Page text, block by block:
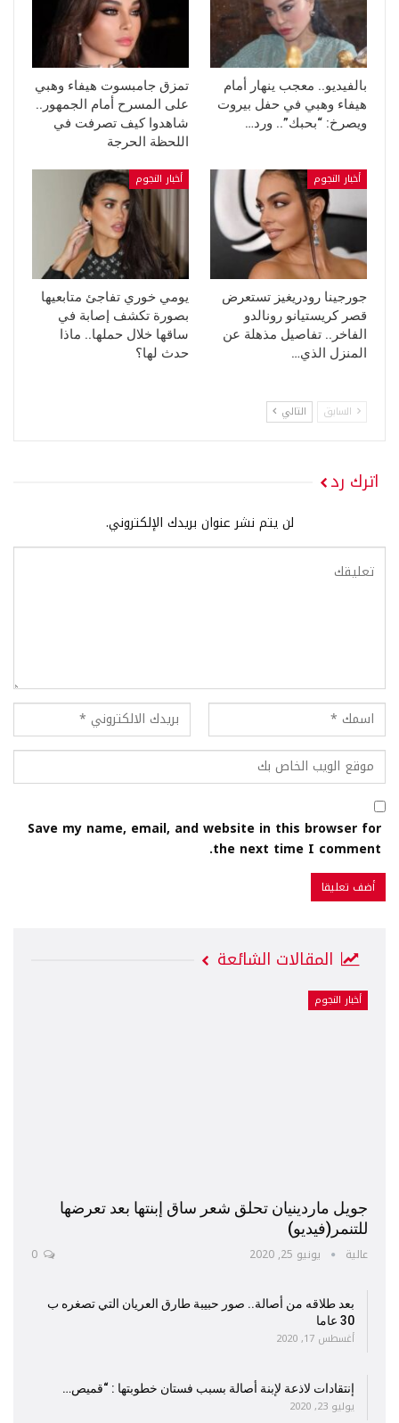
بالفيديو.. معجب ينهار أمام
هيفاء وهبي في حفل بيروت
ويصرخ: “بحبك”.. ورد…
تمزق جامبسوت هيفاء وهبي
على المسرح أمام الجمهور..
شاهدوا كيف تصرفت في
اللحظة الحرجة
أخبار النجوم
جورجينا رودريغيز تستعرض
قصر كريستيانو رونالدو
الفاخر.. تفاصيل مذهلة عن
المنزل الذي…
أخبار النجوم
يومي خوري تفاجئ متابعيها
بصورة تكشف إصابة في
ساقها خلال حملها.. ماذا
حدث لها؟
السابق التالي
اترك رد
لن يتم نشر عنوان بريدك الإلكتروني.
Save my name, email, and website in this browser for
the next time I comment.
المقالات الشائعة
أخبار النجوم
جويل ماردينيان تحلق شعر ساق إبنتها بعد تعرضها
للتنمر(فيديو)
عالية يونيو 25, 2020
بعد طلاقه من أصالة.. صور حبيبة طارق العريان التي تصغره ب
30 عاما
أغسطس 17, 2020
إنتقادات لاذعة لإبنة أصالة بسبب فستان خطوبتها : “قميص…
يوليو 23, 2020